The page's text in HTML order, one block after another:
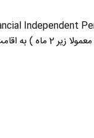
می شود.